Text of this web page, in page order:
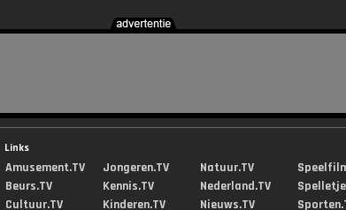
Links
Amusement.TV
Beurs.TV
Cultuur.TV
Jongeren.TV
Kennis.TV
Kinderen.TV
Natuur.TV
Nederland.TV
Nieuws.TV